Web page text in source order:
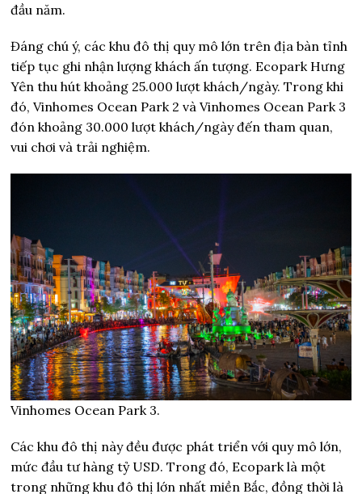
đầu năm.
Đáng chú ý, các khu đô thị quy mô lớn trên địa bàn tỉnh
tiếp tục ghi nhận lượng khách ấn tượng. Ecopark Hưng
Yên thu hút khoảng 25.000 lượt khách/ngày. Trong khi
đó, Vinhomes Ocean Park 2 và Vinhomes Ocean Park 3
đón khoảng 30.000 lượt khách/ngày đến tham quan,
vui chơi và trải nghiệm.
Vinhomes Ocean Park 3.
Các khu đô thị này đều được phát triển với quy mô lớn,
mức đầu tư hàng tỷ USD. Trong đó, Ecopark là một
trong những khu đô thị lớn nhất miền Bắc, đồng thời là